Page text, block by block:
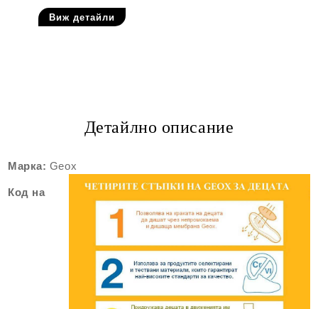
Виж детайли
Детайлно описание
Марка: Geox
Код на